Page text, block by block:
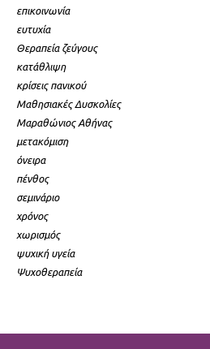
επικοινωνία
ευτυχία
Θεραπεία ζεύγους
κατάθλιψη
κρίσεις πανικού
Μαθησιακές Δυσκολίες
Μαραθώνιος Αθήνας
μετακόμιση
όνειρα
πένθος
σεμινάριο
χρόνος
χωρισμός
ψυχική υγεία
Ψυχοθεραπεία